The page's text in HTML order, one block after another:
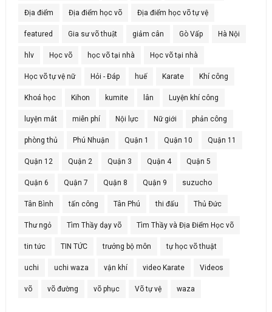
Địa điểm Địa điểm học võ Địa điểm học võ tự vệ
featured Gia sư võ thuật giảm cân Gò Vấp Hà Nội
hlv Học võ học võ tại nhà Học võ tại nhà
Học võ tự vệ nữ Hỏi - Đáp huế Karate Khí công
Khoá học Kihon kumite lân Luyện khí công
luyện mắt miễn phí Nội lực Nữ giới phản công
phòng thủ Phú Nhuận Quận 1 Quận 10 Quận 11
Quận 12 Quận 2 Quận 3 Quận 4 Quận 5
Quận 6 Quận 7 Quận 8 Quận 9 suzucho
Tân Bình tấn công Tân Phú thi đấu Thủ Đức
Thư ngỏ Tìm Thầy dạy võ Tìm Thầy và Địa Điểm Học võ
tin tức TIN TỨC trưởng bộ môn tự học võ thuật
uchi uchi waza vận khí video Karate Videos
võ võ đường võ phục Võ tự vệ waza